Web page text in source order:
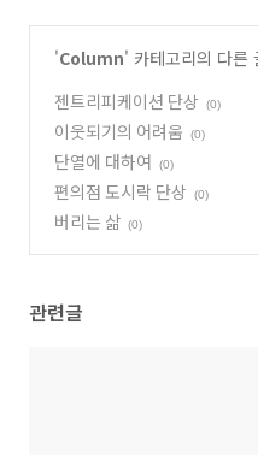
'Column' 카테고리의 다른
젠트리피케이션 단상
(0)
이웃되기의 어려움 (0)
단열에 대하여 (0)
편의점 도시락 단상 (0)
버리는 삶 (0)
관련글